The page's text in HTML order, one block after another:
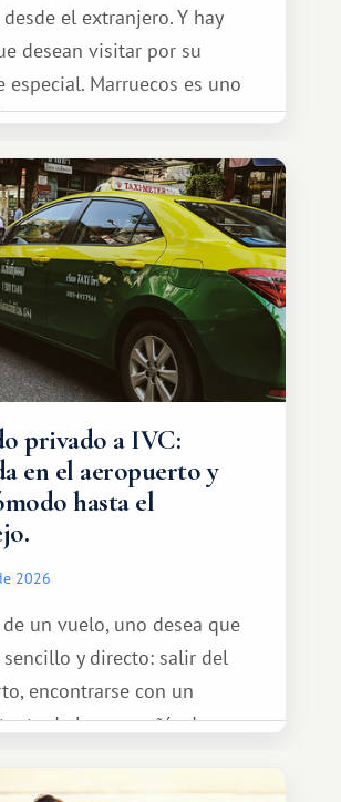
el extranjero. Y hay
desean visitar por su
especial. Marruecos es uno
privado a IVC:
en el aeropuerto y
hasta el
2026
de un vuelo, uno desea que
y directo: salir del
encontrarse con un
de la compañía de
hasta el complejo